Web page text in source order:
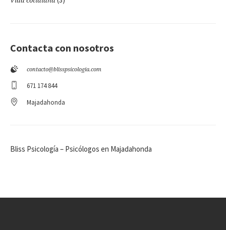
Contacta con nosotros
contacto@blisspsicologia.com
671 174 844
Majadahonda
Bliss Psicología – Psicólogos en Majadahonda